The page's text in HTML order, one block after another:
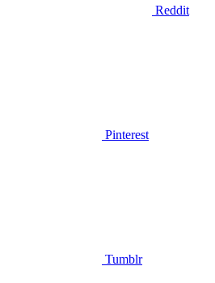
Reddit
Pinterest
Tumblr